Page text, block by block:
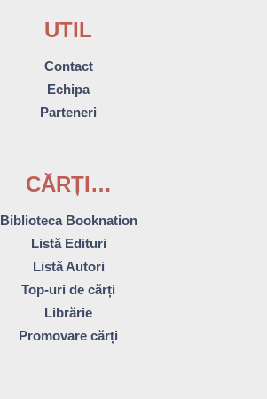
UTIL
Contact
Echipa
Parteneri
CĂRȚI…
Biblioteca Booknation
Listă Edituri
Listă Autori
Top-uri de cărți
Librărie
Promovare cărți